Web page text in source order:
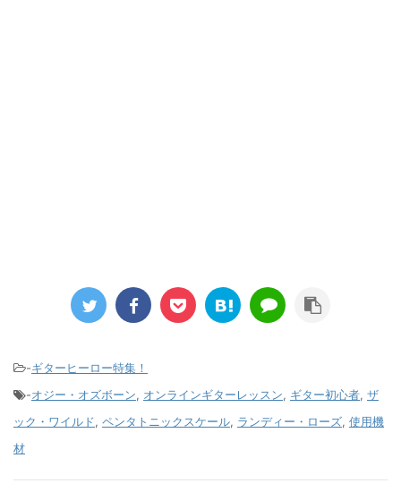
-ギターヒーロー特集！
-オジー・オズボーン, オンラインギターレッスン, ギター初心者, ザ
ック・ワイルド, ペンタトニックスケール, ランディー・ローズ, 使用機
材